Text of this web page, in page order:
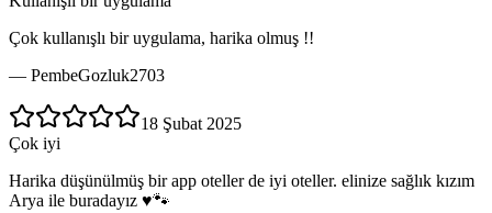
Çok kullanışlı bir uygulama, harika olmuş !!
— PembeGozluk2703
18 Şubat 2025
Çok iyi
Harika düşünülmüş bir app oteller de iyi oteller. elinize sağlık kızım
Arya ile buradayız ♥️🐾